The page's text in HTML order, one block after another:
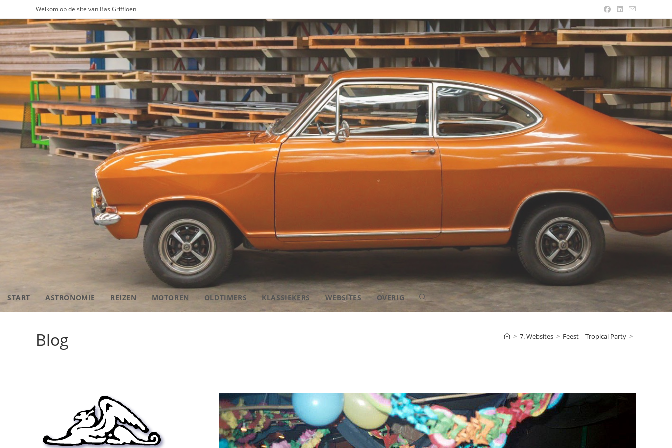
naar
inhoud
Welkom op de site van Bas Griffioen
START ASTRONOMIE REIZEN MOTOREN OLDTIMERS KLASSIEKERS WEBSITES OVERIG TOGGLE
Blog > 7. Websites > Feest – Tropical Party >